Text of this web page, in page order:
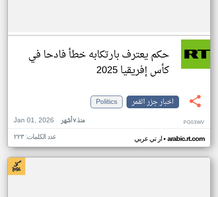
حكم يعترف بارتكابه خطأ فادحا في
كأس إفريقيا 2025
اخبار جزر القمر
Politics
Jan 01, 2026
منذ ٧ أشهر PG03WV
ار تي عربي• arabic.rt.com عدد الكلمات: ٢٢٣